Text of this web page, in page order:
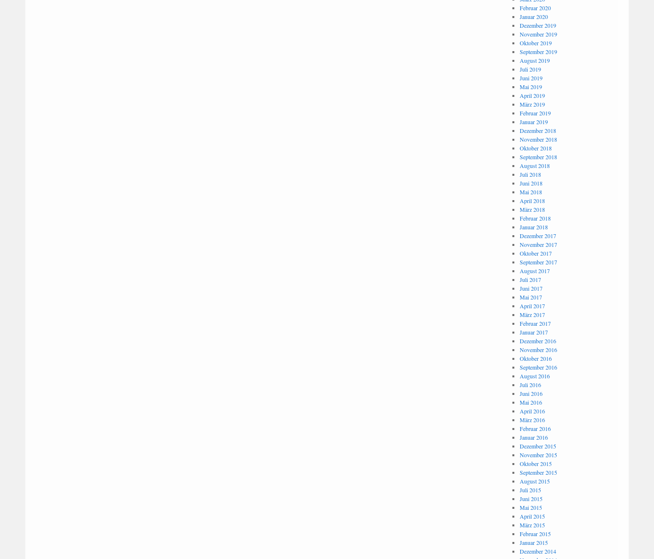
Februar 2020
Januar 2020
Dezember 2019
November 2019
Oktober 2019
September 2019
August 2019
Juli 2019
Juni 2019
Mai 2019
April 2019
März 2019
Februar 2019
Januar 2019
Dezember 2018
November 2018
Oktober 2018
September 2018
August 2018
Juli 2018
Juni 2018
Mai 2018
April 2018
März 2018
Februar 2018
Januar 2018
Dezember 2017
November 2017
Oktober 2017
September 2017
August 2017
Juli 2017
Juni 2017
Mai 2017
April 2017
März 2017
Februar 2017
Januar 2017
Dezember 2016
November 2016
Oktober 2016
September 2016
August 2016
Juli 2016
Juni 2016
Mai 2016
April 2016
März 2016
Februar 2016
Januar 2016
Dezember 2015
November 2015
Oktober 2015
September 2015
August 2015
Juli 2015
Juni 2015
Mai 2015
April 2015
März 2015
Februar 2015
Januar 2015
Dezember 2014